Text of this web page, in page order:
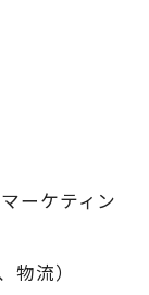
ーケティン
物流）